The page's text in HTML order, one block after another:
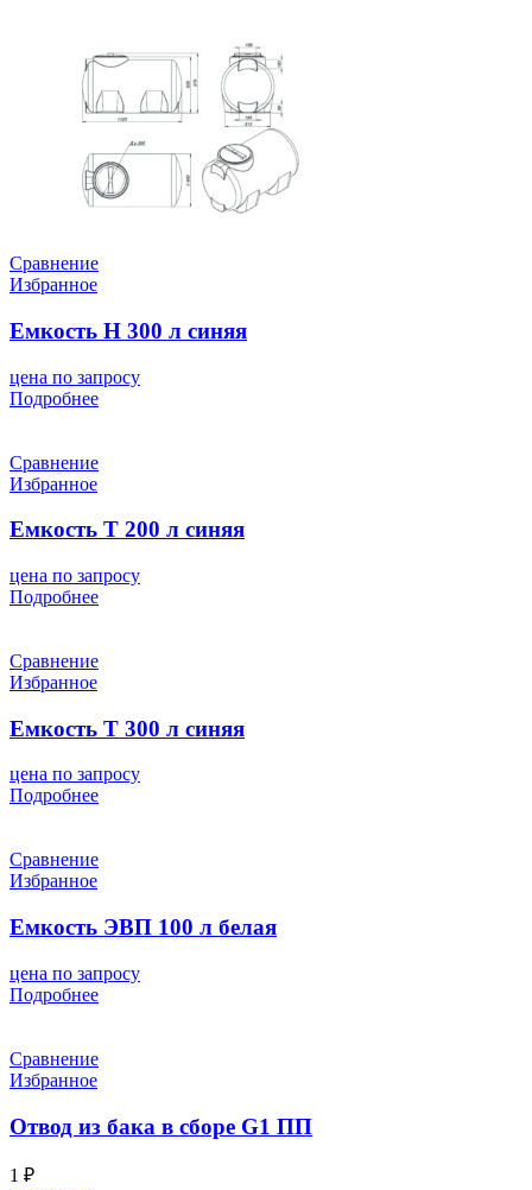
Сравнение
Избранное
Емкость H 300 л синяя
цена по запросу
Подробнее
Сравнение
Избранное
Емкость T 200 л синяя
цена по запросу
Подробнее
Сравнение
Избранное
Емкость T 300 л синяя
цена по запросу
Подробнее
Сравнение
Избранное
Емкость ЭВП 100 л белая
цена по запросу
Подробнее
Сравнение
Избранное
Отвод из бака в сборе G1 ПП
1 ₽